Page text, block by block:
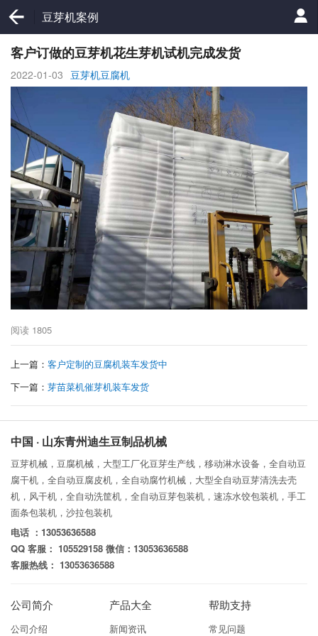
豆芽机案例
客户订做的豆芽机花生芽机试机完成发货
2022-01-03 豆芽机豆腐机
阅读 1805
上一篇： 客户定制的豆腐机装车发货中
下一篇： 芽苗菜机催芽机装车发货
中国 · 山东青州迪生豆制品机械
豆芽机械，豆腐机械，大型工厂化豆芽生产线，移动淋水设备，全自动豆
腐干机，全自动豆腐皮机，全自动腐竹机械，大型全自动豆芽清洗去壳
机，风干机，全自动洗筐机，全自动豆芽包装机，速冻水饺包装机，手工
面条包装机，沙拉包装机
电话 ：13053636588
QQ 客服： 105529158 微信：13053636588
客服热线： 13053636588
公司简介
公司介绍
产品大全
新闻资讯
帮助支持
常见问题